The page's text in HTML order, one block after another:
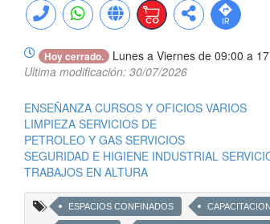
Hoy cerrado.
Lunes a Viernes de 09:00 a
Ultima modificación: 30/07/2026
ENSEÑANZA CURSOS Y OFICIOS VARIOS
LIMPIEZA SERVICIOS DE
PETROLEO Y GAS SERVICIOS
SEGURIDAD E HIGIENE INDUSTRIAL
TRABAJOS EN ALTURA
ESPACIOS CONFINADOS